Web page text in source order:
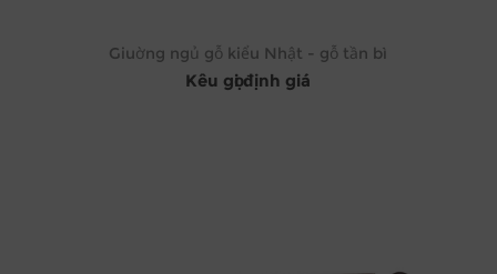
Giuờng ngủ gỗ kiểu Nhật - gỗ tần bì
Kêu gọi định giá